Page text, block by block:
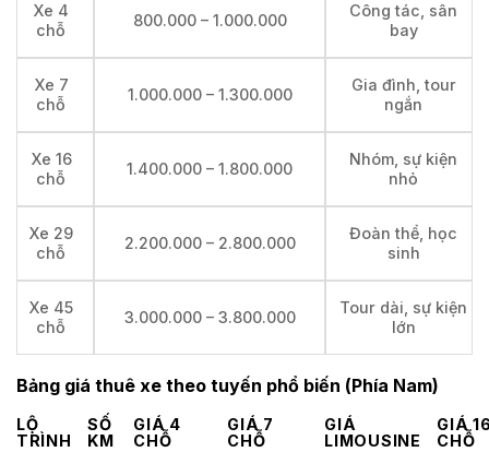
Xe 4
chỗ
800.000 – 1.000.000
Công tác, sân
bay
Xe 7
chỗ
1.000.000 – 1.300.000
Gia đình, tour
ngắn
Xe 16
chỗ
1.400.000 – 1.800.000
Nhóm, sự kiện
nhỏ
Xe 29
chỗ
2.200.000 – 2.800.000
Đoàn thể, học
sinh
Xe 45
chỗ
3.000.000 – 3.800.000
Tour dài, sự kiện
lớn
Bảng giá thuê xe theo tuyến phổ biến (Phía Nam)
LỘ
TRÌNH
SỐ
KM
GIÁ 4
CHỖ
GIÁ 7
CHỖ
GIÁ
LIMOUSINE
GIÁ
CHỖ